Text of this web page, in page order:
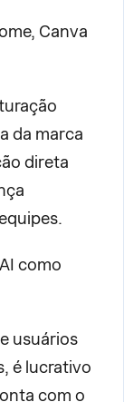
Canva
da marca
direta
como
usuários
é lucrativo
com o